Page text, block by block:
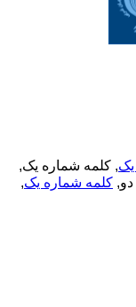
, کلمه شماره یک,
کلمه شماره یک,